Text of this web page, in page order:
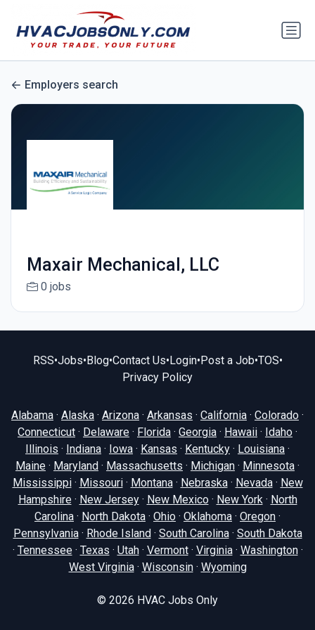
Employers search
Maxair Mechanical, LLC
0 jobs
RSS•Jobs•Blog•Contact Us•Login•Post a Job•TOS•
Privacy Policy
Alabama · Alaska · Arizona · Arkansas · California · Colorado ·
Connecticut · Delaware · Florida · Georgia · Hawaii · Idaho ·
Illinois · Indiana · Iowa · Kansas · Kentucky · Louisiana ·
Maine · Maryland · Massachusetts · Michigan · Minnesota ·
Mississippi· Missouri· Montana· Nebraska· Nevada· New
Hampshire· New Jersey· New Mexico· New York· North
Carolina · North Dakota · Ohio · Oklahoma · Oregon ·
Pennsylvania· Rhode Island · South Carolina· South Dakota
· Tennessee· Texas · Utah· Vermont· Virginia· Washington·
West Virginia· Wisconsin· Wyoming
© 2026 HVAC Jobs Only